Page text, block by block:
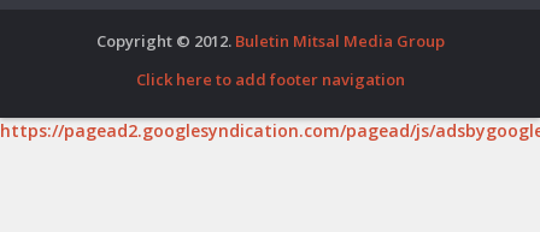
Copyright © 2012. Buletin Mitsal Media Group
Click here to add footer navigation
https://pagead2.googlesyndication.com/pagead/js/